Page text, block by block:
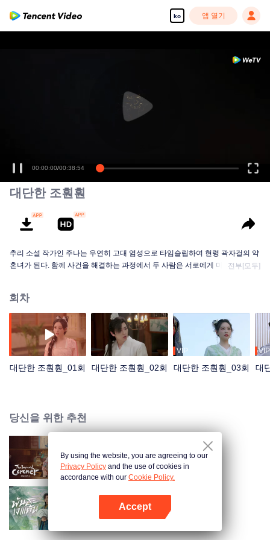
ko 앱 열기
00:00:00/00:38:54
대단한 조훤훤
추리 소설 작가인 주나는 우연히 고대 염성으로 타임슬립하여 현령 곽자걸의 약
혼녀가 된다. 함께 사건을 해결하는 과정에서 두 사람은 서로에게 마음이 동하
전부[모두]
회차
대단한 조훤훤_01회 대단한 조훤훤_02회
VIP
대단한 조훤훤_03회
VIP
대
당신을 위한 추천
어사소오작 S2
장군가적소아자 (Thai Ver.)
By using the website, you are agreeing to our
Privacy Policy and the use of cookies in
accordance with our Cookie Policy.
Accept